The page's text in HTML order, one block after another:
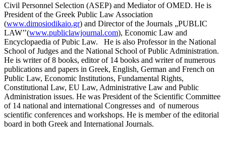
Civil Personnel Selection (ASEP) and Mediator of OMED. He is
President of the Greek Public Law Association
(www.dimosiodikaio.gr) and Director of the Journals „PUBLIC
LAW’’(www.publiclawjournal.com), Economic Law and
Encyclopaedia of Pubic Law. He is also Professor in the National
School of Judges and the National School of Public Administration.
He is writer of 8 books, editor of 14 books and writer of numerous
publications and papers in Greek, English, German and French on
Public Law, Economic Institutions, Fundamental Rights,
Constitutional Law, EU Law, Administrative Law and Public
Administration issues. He was President of the Scientific Committee
of 14 national and international Congresses and of numerous
scientific conferences and workshops. He is member of the editorial
board in both Greek and International Journals.